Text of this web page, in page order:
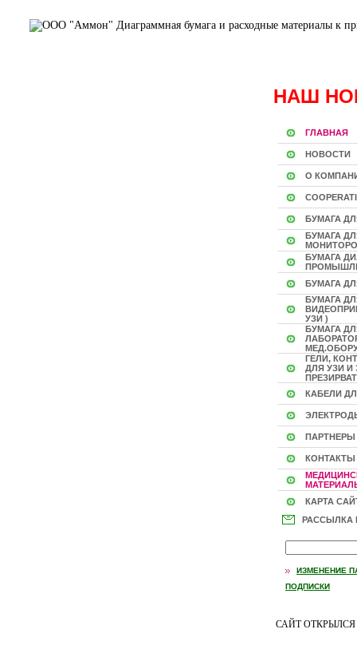
НАШ
ГЛАВНАЯ
НОВОСТИ
О
БУМАГА
БУМАГА
БУМАГА
БУМАГА
БУМАГА
УЗИ )
БУМАГА
ГЕЛИ,
ДЛЯ УЗИ И
КАБЕЛИ
ПАРТНЕРЫ
КОНТАКТЫ
КАРТА
РАССЫЛКА
ИЗМЕНЕНИЕ
ПОДПИСКИ
САЙТ ОТКРЫЛСЯ